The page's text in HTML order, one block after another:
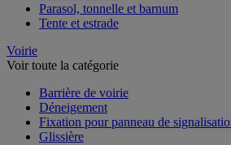
Mobilier urbain
Parasol, tonnelle et barnum
Voirie
Barrière de voirie
Déneigement
Fixation pour panneau de signalisation